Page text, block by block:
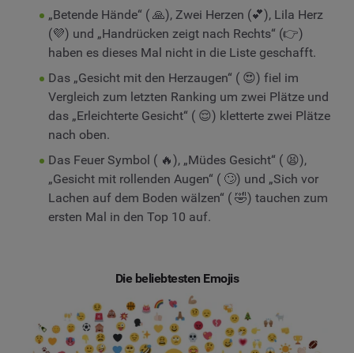
„Betende Hände“ ( 🙏), Zwei Herzen (💕), Lila Herz
(💜) und „Handrücken zeigt nach Rechts“ (👉)
haben es dieses Mal nicht in die Liste geschafft.
Das „Gesicht mit den Herzaugen“ ( 😍) fiel im
Vergleich zum letzten Ranking um zwei Plätze und
das „Erleichterte Gesicht“ ( 😌) kletterte zwei Plätze
nach oben.
Das Feuer Symbol ( 🔥), „Müdes Gesicht“ ( 😫),
„Gesicht mit rollenden Augen“ ( 🙄) und „Sich vor
Lachen auf dem Boden wälzen“ ( 🤣) tauchen zum
ersten Mal in den Top 10 auf.
Die beliebtesten Emojis